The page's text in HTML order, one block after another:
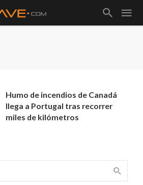
Humo de incendios de Canadá
llega a Portugal tras recorrer
miles de kilómetros